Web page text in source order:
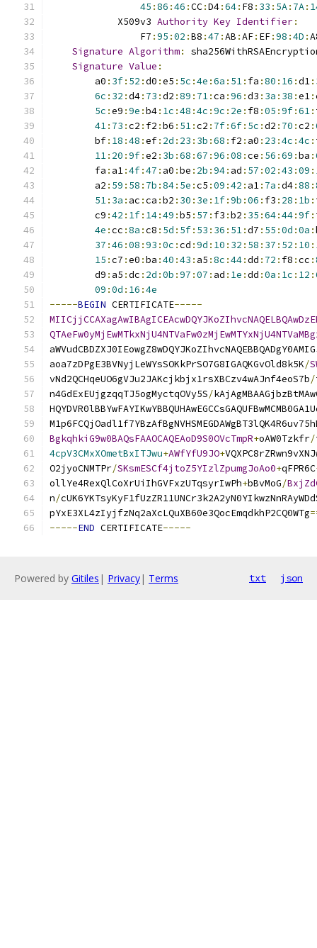
45 :86 :46 :CC:D4:64: F8 : 33 : 5A: 7A:
            X509v3
Authority Key Identifier:
                F7
:95 :02 :B8 :47 :AB :AF: EF:98 :4D :
Signature Algorithm:
Signature Value :
        a0
: 3f: 52 :d0 :e5 : 5c :4e :6a : 51: fa :80 : 16 :d1:
6c : 32 :d4: 73 :d2 :89 : 71:ca :96 :d3 : 3a : 38 :e1:
5c :e9 :9e :b4: 1c :48 :4c :9c : 2e : f8 :05 :9f:61:
41: 73 :c2 : f2 :b6 : 51:c2 : 7f:6f: 5c :d2 : 70 :c2 :
        bf
: 18 :48 :ef: 2d : 23 : 3b :68 : f2 : a0 : 23 :4c :4c :
11: 20 :9f:e2 : 3b :68 :67 :96 :08 :ce : 56 :69 :ba :
        fa
: a1:4f:47 : a0 :be : 2b :94: ad : 57 :02 :43 :09 :
        a2
: 59 : 58 : 7b :84: 5e :c5 :09 :42 : a1: 7a :d4:88 :
51: 3a : ac :ca :b2 : 30 : 3e : 1f:9b :06 : f3 : 28 : 1b :
        c9
:42 : 1f: 14:49 :b5 : 57 : f3 :b2 : 35 :64:44:9f:
4e :cc :8a :c8 : 5d : 5f: 53 : 36 : 51:d7 : 55 :0d :0a :
37 :46 :08 :93 :0c :cd :9d : 10 : 32 : 58 : 37 : 52 : 10 :
15 :c7 :e0 :ba :40 :43 : a5 :8c :44:dd : 72 : f8 :cc :
        d9
: a5 :dc : 2d :0b :97 :07 : ad : 1e :dd :0a : 1c : 12 :
09 :0d : 16 :4e
-----BEGIN CERTIFICATE-----
aoa7zDPgE3BVNyjLeWYsSOKkPrSO7G8IGAQKGvOld8k5K/
vNd2QCHqeUO6gVJu2JAKcjkbjx1rsXBCzv4wAJnf4eoS7b/
n4GdExEUjgzqqTJ5ogMyctqOVy5S/
BgkqhkiG9w0BAQsFAAOCAQEAoD9S0OVcTmpR+oAW0Tzkfr/
4cpV3CMxXOmetBxITJwu+AWfYfU9JO+
O2jyoCNMTPr/SKsmESCf4jtoZ5YIzlZpumgJoAo0+qFPR6C
ollYe4RexQlCoXrUiIhGVFxzUTqsyrIwPh+bBvMoG/
n/
pYxE3XL4zIyjfzNq2aXcLQuXB60e3QocEmqdkhP2CQ0WTg
-----END CERTIFICATE-----
Powered by Gitiles | Privacy| Terms txt json